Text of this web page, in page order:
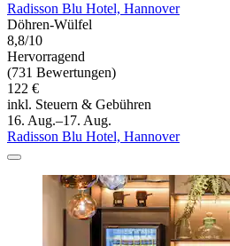
Radisson Blu Hotel, Hannover
Döhren-Wülfel
8,8/10
Hervorragend
(731 Bewertungen)
122 €
inkl. Steuern & Gebühren
16. Aug.–17. Aug.
Radisson Blu Hotel, Hannover